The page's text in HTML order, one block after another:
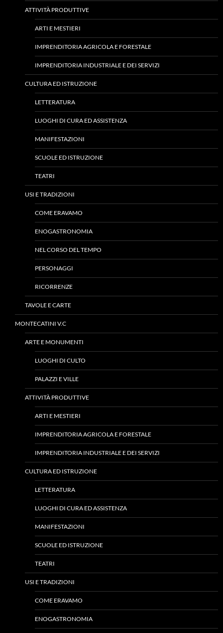
ATTIVITÀ PRODUTTIVE
ARTI E MESTIERI
IMPRENDITORIA AGRICOLA E FORESTALE
IMPRENDITORIA INDUSTRIALE E DEI SERVIZI
CULTURA ED ISTRUZIONE
LETTERATURA
LUOGHI DI CURA ED ASSISTENZA
MANIFESTAZIONI
SCUOLE ED ISTRUZIONE
TEATRI
USI E TRADIZIONI
COME ERAVAMO
ENOGASTRONOMIA
NEL CORSO DEL TEMPO
PERSONAGGI
RICORRENZE
TAVOLE E CARTE
MONTECATINI V.C
ARTE E MONUMENTI
LUOGHI DI CULTO
PALAZZI E VILLE
ATTIVITÀ PRODUTTIVE
ARTI E MESTIERI
IMPRENDITORIA AGRICOLA E FORESTALE
IMPRENDITORIA INDUSTRIALE E DEI SERVIZI
CULTURA ED ISTRUZIONE
LETTERATURA
LUOGHI DI CURA ED ASSISTENZA
MANIFESTAZIONI
SCUOLE ED ISTRUZIONE
TEATRI
USI E TRADIZIONI
COME ERAVAMO
ENOGASTRONOMIA